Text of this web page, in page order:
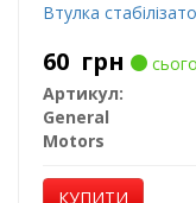
Втулка
60 грн
Артикул:
General
Motors
КУПИТИ